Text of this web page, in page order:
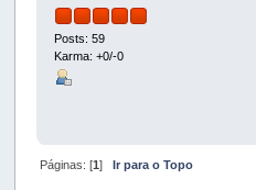
Posts: 59
Karma: +0/-0
Páginas: [1] Ir para o Topo